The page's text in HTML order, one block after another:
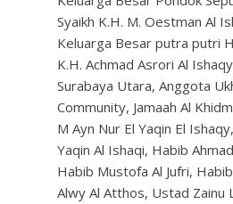
Syaikh K.H. M. Oestman Al
Keluarga Besar putra putri
K.H. Achmad Asrori Al
Surabaya Utara, Anggota
Community, Jamaah Al
M Ayn Nur El Yaqin El
Yaqin Al Ishaqi, Habib
Habib Mustofa Al Jufri,
Alwy Al Atthos, Ustad Zainu